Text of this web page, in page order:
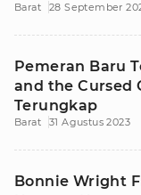
Barat 28 September
Pemeran Baru
and the Cursed
Terungkap
Barat 31 Agustus 2023
Bonnie Wright